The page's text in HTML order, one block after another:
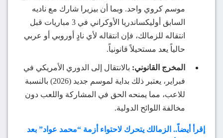
موسم كروي واحد. وبما أن بيزيرا شارك مع ناديه
السابق أوليكساندريا الأوكراني في 3 مباريات قبل
انتقاله للزمالك، فإن انتقاله لأي نادٍ أوروبي أو عربي
حالياً يعد مستحيلاً قانونياً.
المخرج القانوني: بالانتقال إلى الدوري الأمريكي في
فبراير، يعتبر ذلك بداية لموسم جديد (2026) بالنسبة
للاعب، مما يمنحه الحق في المشاركة واللعب دون
مخالفة اللوائح الدولية.
إقرأ أيضاً.. الزمالك يتحرك لاحتواء أزمة “محمد عواد” بعد